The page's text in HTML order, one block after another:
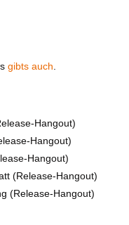
gibts auch.
Hangout)
Hangout)
Hangout)
(Release-Hangout)
(Release-Hangout)